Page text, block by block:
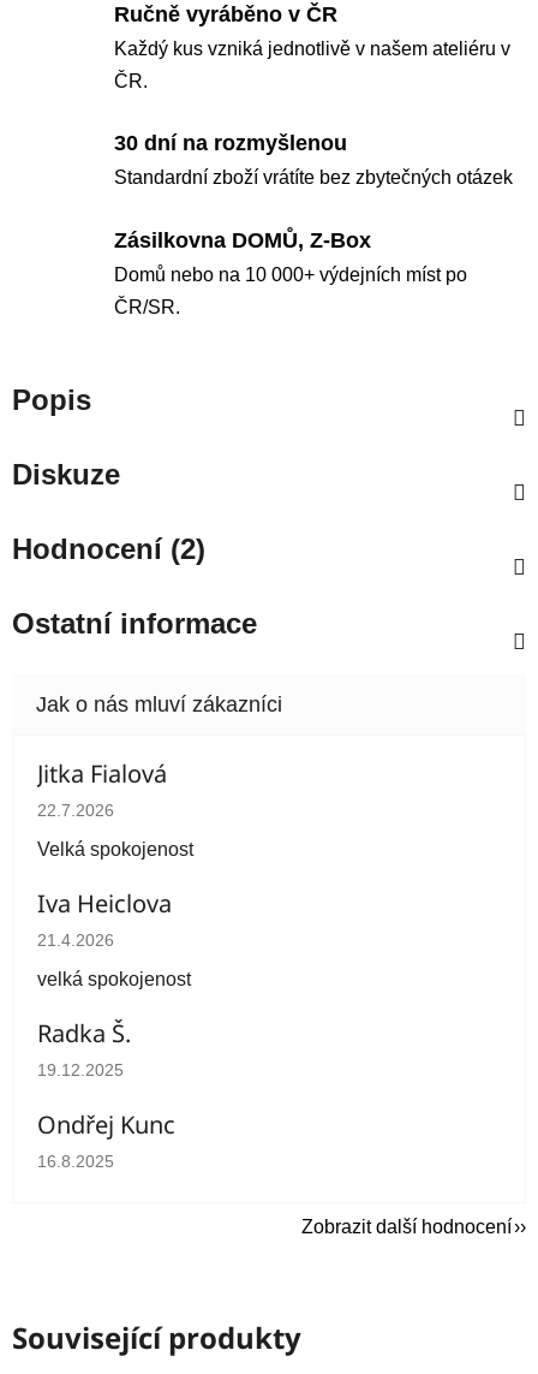
Ručně vyráběno v ČR
Každý kus vzniká jednotlivě v našem ateliéru v
ČR.
30 dní na rozmyšlenou
Standardní zboží vrátíte bez zbytečných otázek
Zásilkovna DOMŮ, Z-Box
Domů nebo na 10 000+ výdejních míst po
ČR/SR.
Popis
Diskuze
Hodnocení (2)
Ostatní informace
Jitka Fialová
Hodnocení obchodu je 5 z 5 hvězdiček.
22.7.2026
Velká spokojenost
Iva Heiclova
Hodnocení obchodu je 5 z 5 hvězdiček.
21.4.2026
velká spokojenost
Radka Š.
Hodnocení obchodu je 5 z 5 hvězdiček.
19.12.2025
Ondřej Kunc
Hodnocení obchodu je 5 z 5 hvězdiček.
16.8.2025
Zobrazit další hodnocení
Související produkty